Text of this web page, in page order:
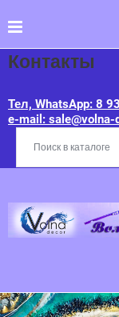
Контакты
Тел, WhatsApp: 8
e-mail: sale@volna-